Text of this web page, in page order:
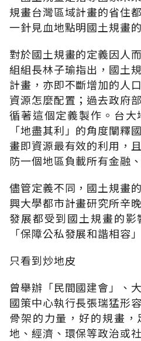
規畫台灣區域計畫的省住
一針見血地點明國土規畫
對於國土規畫的定義因人
組組長林子瑜指出，國土
計畫，亦即不斷增加的人
資源怎麼配置；過去政府
循著這個定義製作。台
「地盡其利」的角度闡釋
畫即資源最有效的利用，
防一個地區負載所有金融
儘管定義不同，國土規畫
興大學都市計畫研究所辛
發展都受到國土規畫的
「保障公私發展和諧相容
只看到炒地皮
曾舉辦「民間國建會」、
國策中心執行長張瑞猛形
骨架的力量，好的規畫
地、經濟、環保等政治或